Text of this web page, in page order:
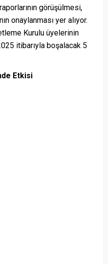
görüşülmesi,
onaylanması yer alıyor.
Kurulu üyelerinin
itibarıyla boşalacak 5
Etkisi